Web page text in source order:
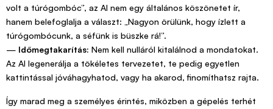
volt a túrógombóc”, az AI nem egy általános köszönetet ír,
hanem belefoglalja a választ: „Nagyon örülünk, hogy ízlett a
túrógombócunk, a séfünk is büszke rá!”.
— Időmegtakarítás: Nem kell nulláról kitalálnod a mondatokat.
Az AI legenerálja a tökéletes tervezetet, te pedig egyetlen
kattintással jóváhagyhatod, vagy ha akarod, finomíthatsz rajta.
Így marad meg a személyes érintés, miközben a gépelés terhét